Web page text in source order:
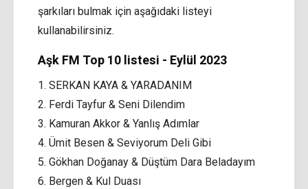
şarkıları bulmak için aşağıdaki listeyi
kullanabilirsiniz.
Aşk FM Top 10 listesi - Eylül 2023
1. SERKAN KAYA & YARADANIM
2. Ferdi Tayfur & Seni Dilendim
3. Kamuran Akkor & Yanlış Adımlar
4. Ümit Besen & Seviyorum Deli Gibi
5. Gökhan Doğanay & Düştüm Dara Beladayım
6. Bergen & Kul Duası